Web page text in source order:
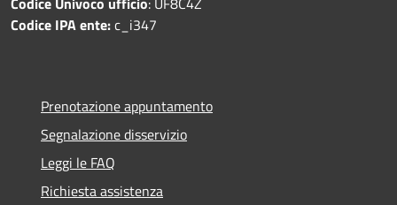
Codice IPA ente:c_i347
Prenotazione appuntamento
Segnalazione disservizio
Leggi le FAQ
Richiesta assistenza